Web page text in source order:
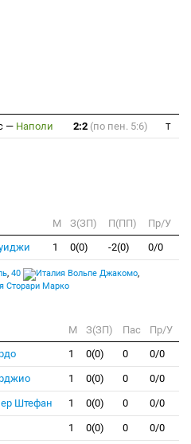
— Наполи 2:2 (по пен. 5:6) T
M З(ЗП) П(ПП)
Пр/У
1 0(0) -2(0) 0/0
, 40 Вольпе Джакомо,
Сторари Марко
M З(ЗП) Пас
Пр/У
1 0(0) 0 0/0
1 0(0) 0 0/0
Штефан 1 0(0) 0 0/0
1 0(0) 0 0/0